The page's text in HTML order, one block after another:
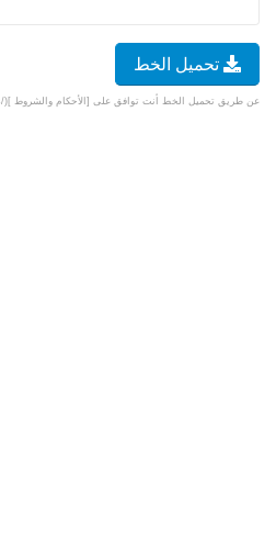
تحميل الخط
عن طريق تحميل الخط أنت توافق على [الأحكام والشروط ](/terms-and-conditions).